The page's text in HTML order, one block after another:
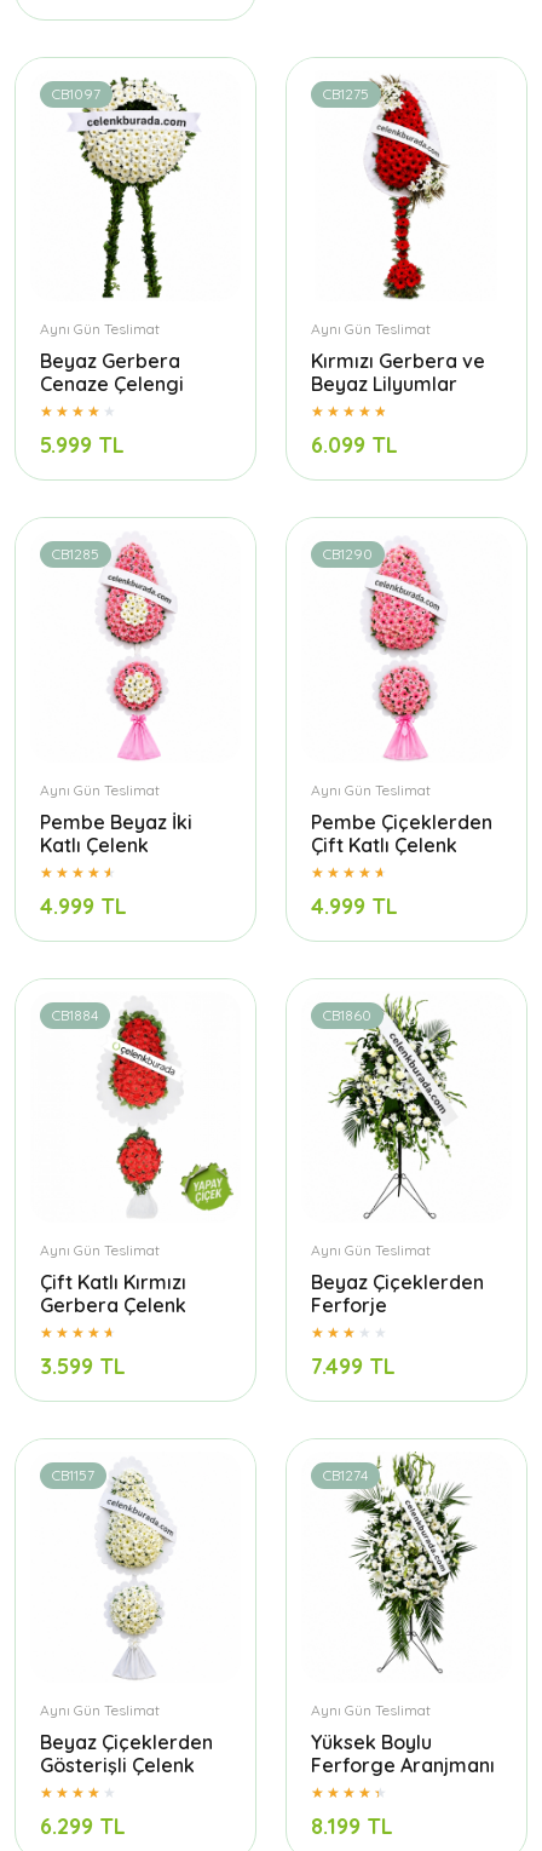
CB1097
Aynı Gün Teslimat
Beyaz Gerbera
Cenaze Çelengi
5.999 TL
CB1275
Aynı Gün Teslimat
Kırmızı Gerbera ve
Beyaz Lilyumlar
6.099 TL
CB1285
Aynı Gün Teslimat
Pembe Beyaz İki
Katlı Çelenk
4.999 TL
CB1290
Aynı Gün Teslimat
Pembe Çiçeklerden
Çift Katlı Çelenk
4.999 TL
CB1884
Aynı Gün Teslimat
Çift Katlı Kırmızı
Gerbera Çelenk
3.599 TL
CB1860
Aynı Gün Teslimat
Beyaz Çiçeklerden
Ferforje
7.499 TL
CB1157
Aynı Gün Teslimat
Beyaz Çiçeklerden
Gösterişli Çelenk
6.299 TL
CB1274
Aynı Gün Teslimat
Yüksek Boylu
Ferforge Aranjmanı
8.199 TL